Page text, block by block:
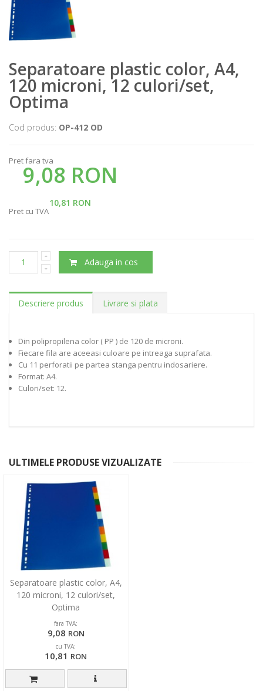
Separatoare plastic color, A4,
120 microni, 12 culori/set,
Optima
Cod produs: OP-412 OD
Pret fara tva
9,08 RON
10,81 RON
Pret cu TVA
Adauga in cos
Descriere produs Livrare si plata
Din polipropilena color ( PP ) de 120 de microni.
Fiecare fila are aceeasi culoare pe intreaga suprafata.
Cu 11 perforatii pe partea stanga pentru indosariere.
Format: A4.
Culori/set: 12.
ULTIMELE PRODUSE VIZUALIZATE
Separatoare plastic color, A4,
120 microni, 12 culori/set,
Optima
fara TVA:
9,08 RON
cu TVA:
10,81 RON